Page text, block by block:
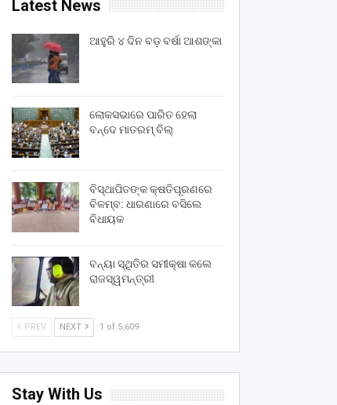
Latest News
ଆହୁରି ୪ ଦିନ ବଡ଼ ବର୍ଷା ଆଶଙ୍କା
ଲୋକସଭାରେ ପାରିତ ହେଲା
ବନ୍ଦେ ମାତରମ୍‌ ବିଲ୍‌
ବିସ୍ଥାପିତଙ୍କ କ୍ଷତିପୂରଣରେ
ବିଳମ୍ବ: ଧାରଣାରେ ବସିଲେ
ବିଧାୟକ
ବନ୍ୟା ସ୍ଥିତିର ସମୀକ୍ଷା କଲେ
ରାଜସ୍ୱମନ୍ତ୍ରୀ
PREV NEXT 1 of 5,609
Stay With Us